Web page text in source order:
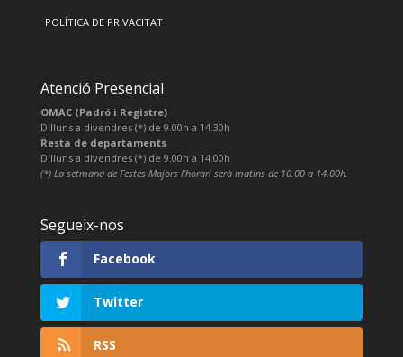
POLÍTICA DE PRIVACITAT
Atenció Presencial
OMAC (Padró i Registre)
Dilluns a divendres (*) de 9.00h a 14.30h
Resta de departaments
Dilluns a divendres (*) de 9.00h a 14.00h
(*) La setmana de Festes Majors l’horari serà matins de 10.00 a 14.00h.
Segueix-nos
Facebook
Twitter
RSS